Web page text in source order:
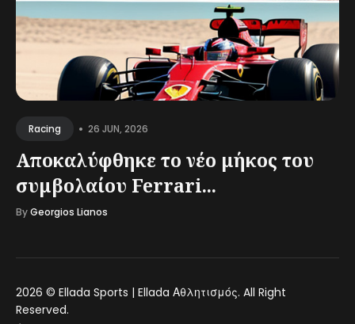
Racing • 26 JUN, 2026
Αποκαλύφθηκε το νέο μήκος του
συμβολαίου Ferrari...
ByGeorgios Lianos
2026 © Ellada Sports | Ellada Αθλητισμός. All Right
Reserved.